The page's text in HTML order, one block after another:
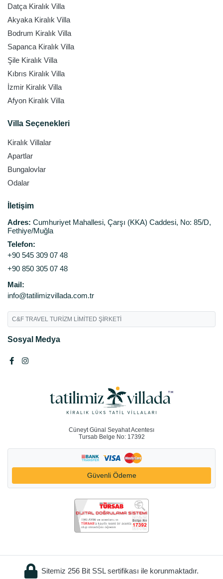
Datça Kiralık Villa
Akyaka Kiralık Villa
Bodrum Kiralık Villa
Sapanca Kiralık Villa
Şile Kiralık Villa
Kıbrıs Kiralık Villa
İzmir Kiralık Villa
Afyon Kiralık Villa
Villa Seçenekleri
Kiralık Villalar
Apartlar
Bungalovlar
Odalar
İletişim
Adres: Cumhuriyet Mahallesi, Çarşı (KKA) Caddesi, No: 85/D,
Fethiye/Muğla
Telefon:
+90 545 309 07 48
+90 850 305 07 48
Mail:
info@tatilimizvillada.com.tr
C&F TRAVEL TURİZM LİMİTED ŞİRKETİ
Sosyal Medya
Cüneyt Günal Seyahat Acentesı
Tursab Belge No: 17392
Güvenli Ödeme
Sitemiz 256 Bit SSL sertifikası ile korunmaktadır.